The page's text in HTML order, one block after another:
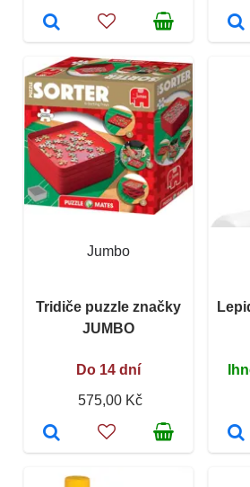
Jumbo
Tridiče puzzle značky
JUMBO
Do 14 dní
575,00 Kč